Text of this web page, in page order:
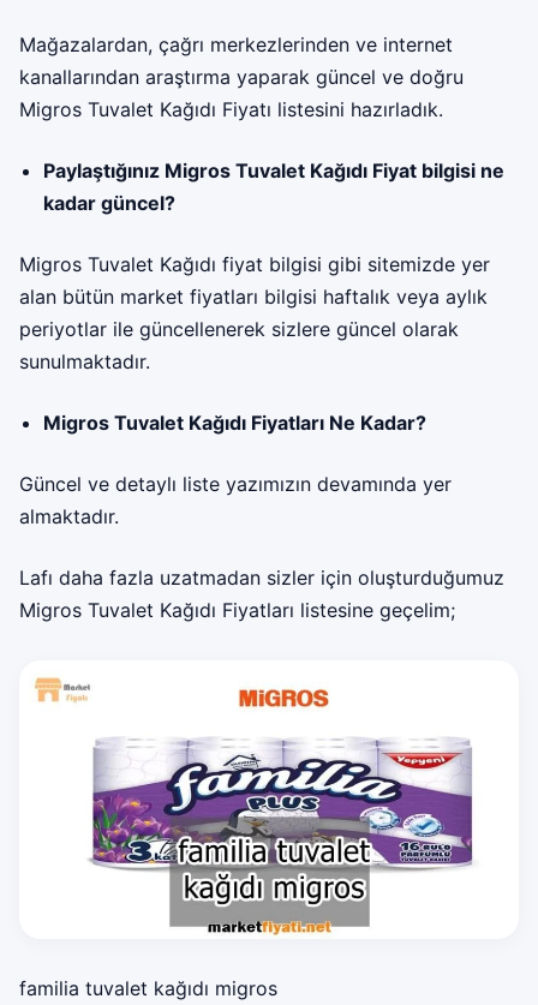
Mağazalardan, çağrı merkezlerinden ve internet
kanallarından araştırma yaparak güncel ve doğru
Migros Tuvalet Kağıdı Fiyatı listesini hazırladık.
Paylaştığınız Migros Tuvalet Kağıdı Fiyat bilgisi ne
kadar güncel?
Migros Tuvalet Kağıdı fiyat bilgisi gibi sitemizde yer
alan bütün market fiyatları bilgisi haftalık veya aylık
periyotlar ile güncellenerek sizlere güncel olarak
sunulmaktadır.
Migros Tuvalet Kağıdı Fiyatları Ne Kadar?
Güncel ve detaylı liste yazımızın devamında yer
almaktadır.
Lafı daha fazla uzatmadan sizler için oluşturduğumuz
Migros Tuvalet Kağıdı Fiyatları listesine geçelim;
familia tuvalet kağıdı migros